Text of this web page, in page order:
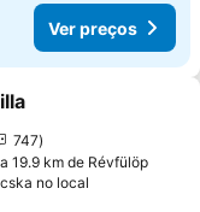
Ver preços
aos favoritos
747
19.9 km de Révfülöp
no local